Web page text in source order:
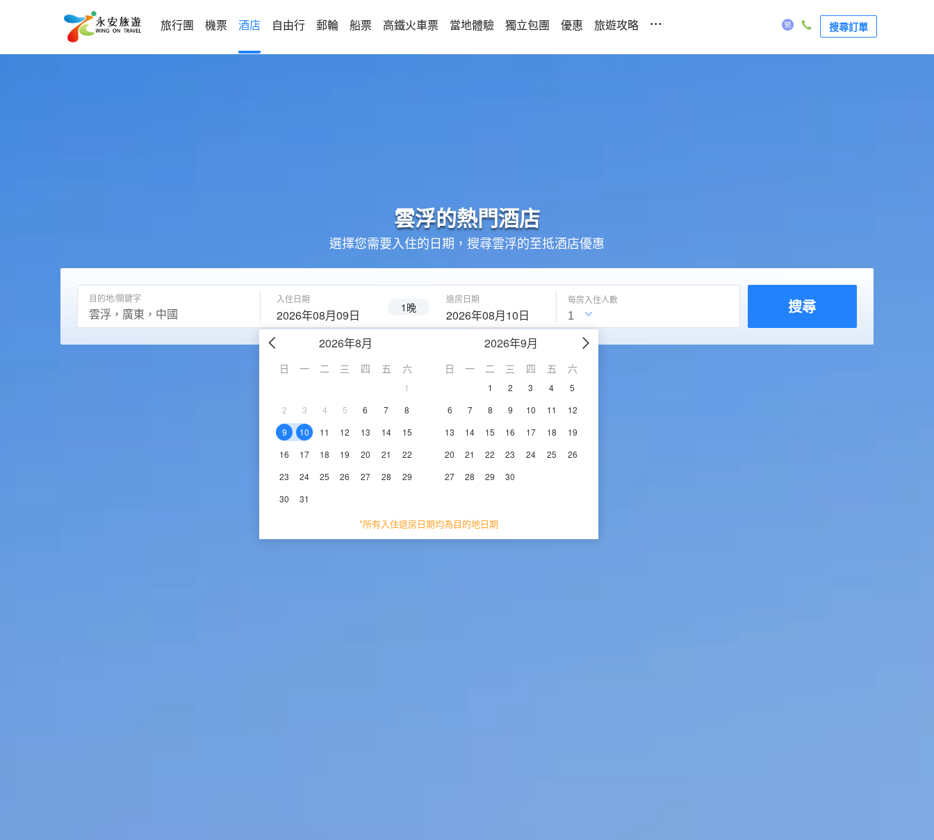
旅行團 機票 酒店 自由行 郵輪 船票 高鐵火車票 當地體驗 獨立包團 優惠 旅遊攻略 ... 搜尋訂單
雲浮的熱門酒店
選擇您需要入住的日期，搜尋雲浮的至抵酒店優惠
目的地/關鍵字 入住日期
2026年08月09日 1晚
退房日期
2026年08月10日
2026年8月
日 一 二 三 四 五 六
1
2
3 4 5 6 7
8
9
10 11 12 13 14
15
16
17 18 19 20 21
22
23
24 25 26 27 28
29
30
31
2026年9月
日 一 二 三 四 五 六
1 2 3 4
5
6
7 8 9 10 11
12
13
14 15 16 17 18
19
20
21 22 23 24 25
26
27
28 29 30
*所有入住退房日期均為目的地日期
每房入住人數 搜尋